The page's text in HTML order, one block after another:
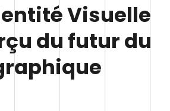
Visuelle
du futur du